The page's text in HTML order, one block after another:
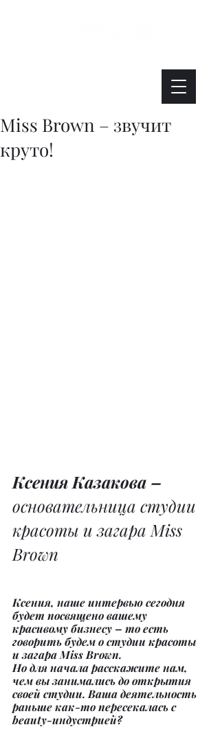
Miss Brown – звучит
круто!
Ксения Казакова –
основательница студии
красоты и загара Miss
Brown
Ксения, наше интервью сегодня
будет посвящено вашему
красивому бизнесу – то есть
говорить будем о студии красоты
и загара Miss Brown.
Но для начала расскажите нам,
чем вы занимались до открытия
своей студии. Ваша деятельность
раньше как-то пересекалась с
beauty-индустрией?